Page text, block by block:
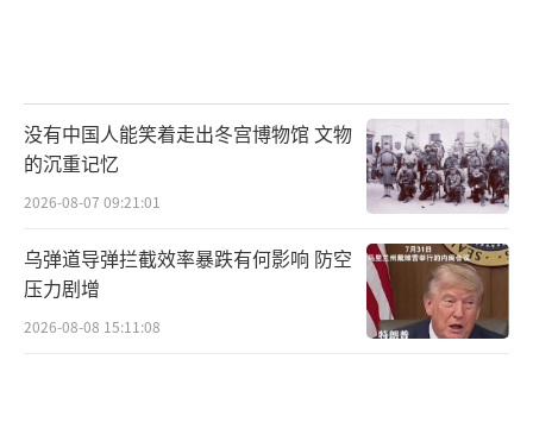
没有中国人能笑着走出冬宫博物馆 文物
的沉重记忆
2026-08-07 09:21:01
乌弹道导弹拦截效率暴跌有何影响 防空
压力剧增
2026-08-08 15:11:08